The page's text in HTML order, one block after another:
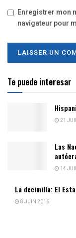
Enregistrer mon
navigateur pour
Te puede interesar
21
Las
14
La decimilla: El
8 JUIN 2016